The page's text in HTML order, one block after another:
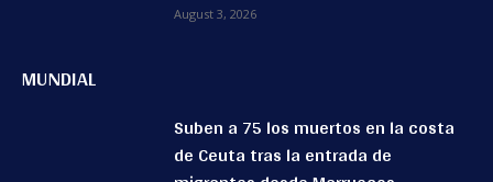
August 3, 2026
MUNDIAL
Suben a 75 los muertos en la costa
de Ceuta tras la entrada de